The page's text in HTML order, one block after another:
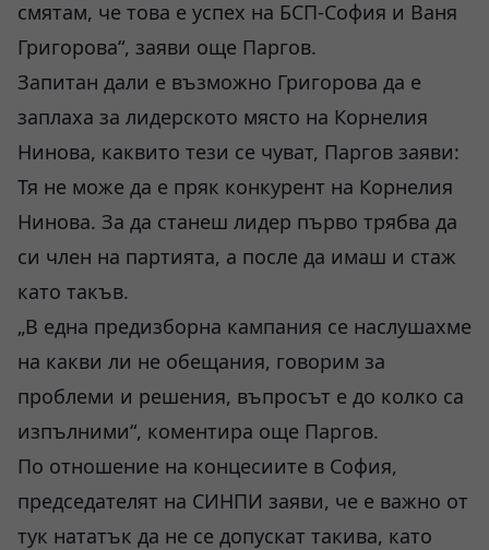
смятам, че това е успех на БСП-София и Ваня
Григорова“, заяви още Паргов.
Запитан дали е възможно Григорова да е
заплаха за лидерското място на Корнелия
Нинова, каквито тези се чуват, Паргов заяви:
Тя не може да е пряк конкурент на Корнелия
Нинова. За да станеш лидер първо трябва да
си член на партията, а после да имаш и стаж
като такъв.
„В една предизборна кампания се наслушахме
на какви ли не обещания, говорим за
проблеми и решения, въпросът е до колко са
изпълними“, коментира още Паргов.
По отношение на концесиите в София,
председателят на СИНПИ заяви, че е важно от
тук нататък да не се допускат такива, като